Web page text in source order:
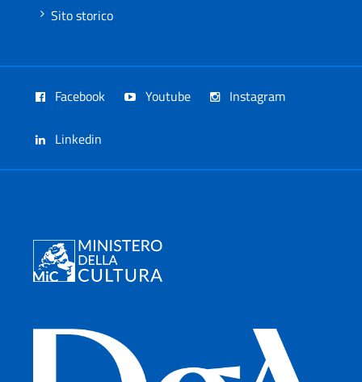
Sito storico
Facebook Youtube Instagram
Linkedin